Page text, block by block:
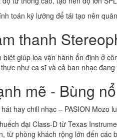
toán kỹ lưỡng để tái tạo nên
thanh
giúp loa vận hành ổn định ở
như ca sĩ và cả ban nhạc
mẽ - Bùng
hay chill nhạc – PASION Mozo
đại Class-D từ Texas
từ phòng khách rộng lớn đến các